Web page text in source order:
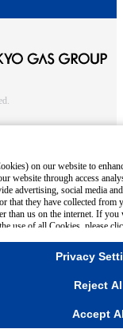
on our website to
website through access
advertising, social media
that they have collected
than us on the internet. If
use of all Cookies, please
Privacy
Reject
Accept